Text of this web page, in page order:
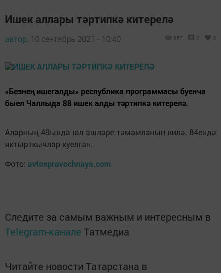
Ишек аллары тәртипкә китерелә
автор, 10 сентябрь 2021 - 10:40 957 0 0
«Безнең ишегалды» республика программасы буенча
быел Чаллыда 88 ишек алды тәртипкә китерелә.
Аларның 49ында юл эшләре тәмамланып килә. 84ендә
яктырткычлар куелган.
Фото: avtospravochnaya.com
Следите за самым важным и интересным в
Telegram-канале Татмедиа
Читайте новости Татарстана в